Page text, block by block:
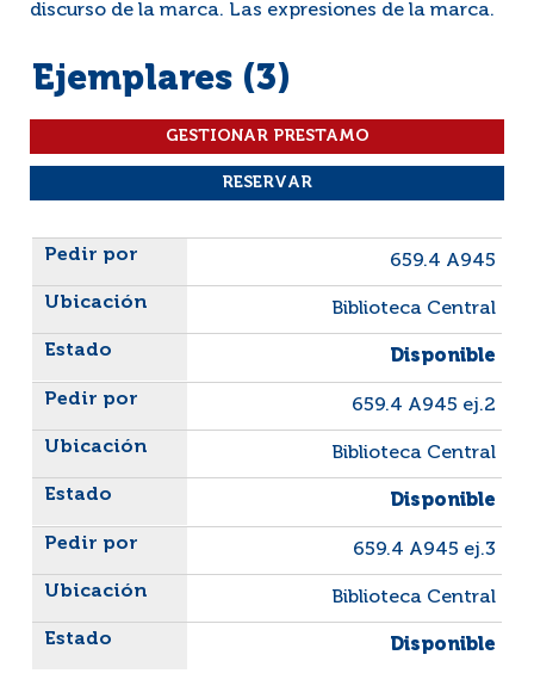
discurso de la marca. Las expresiones de la marca.
Ejemplares (3)
Liste des exemplaires
659.4 A945
Biblioteca Central
Disponible
659.4 A945 ej.2
Biblioteca Central
Disponible
659.4 A945 ej.3
Biblioteca Central
Disponible